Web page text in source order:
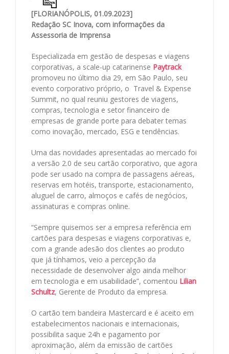
[FLORIANÓPOLIS, 01.09.2023]
Redação SC Inova, com informações da
Assessoria de Imprensa
Especializada em gestão de despesas e viagens
corporativas, a scale-up catarinense Paytrack
promoveu no último dia 29, em São Paulo, seu
evento corporativo próprio, o Travel & Expense
Summit, no qual reuniu gestores de viagens,
compras, tecnologia e setor financeiro de
empresas de grande porte para debater temas
como inovação, mercado, ESG e tendências.
Uma das novidades apresentadas ao mercado foi
a versão 2.0 de seu cartão corporativo, que agora
pode ser usado na compra de passagens aéreas,
reservas em hotéis, transporte, estacionamento,
aluguel de carro, almoços e cafés de negócios,
assinaturas e compras online.
“Sempre quisemos ser a empresa referência em
cartões para despesas e viagens corporativas e,
com a grande adesão dos clientes ao produto
que já tínhamos, veio a percepção da
necessidade de desenvolver algo ainda melhor
em tecnologia e em usabilidade”, comentou Lilian
Schultz, Gerente de Produto da empresa.
O cartão tem bandeira Mastercard e é aceito em
estabelecimentos nacionais e internacionais,
possibilita saque 24h e pagamento por
aproximação, além da emissão de cartões